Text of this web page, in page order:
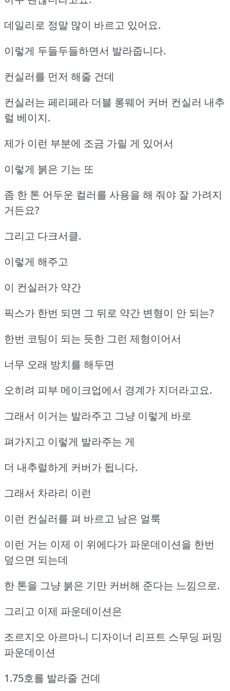
데일리로 정말 많이 바르고 있어요.
이렇게 두들두들하면서 발라줍니다.
컨실러를 먼저 해줄 건데
컨실러는 페리페라 더블 롱웨어 커버 컨실러 내추
럴 베이지.
제가 이런 부분에 조금 가릴 게 있어서
이렇게 붉은 기는 또
좀 한 톤 어두운 컬러를 사용을 해 줘야 잘 가려지
거든요?
그리고 다크서클.
이렇게 해주고
이 컨실러가 약간
픽스가 한번 되면 그 뒤로 약간 변형이 안 되는?
한번 코팅이 되는 듯한 그런 제형이어서
너무 오래 방치를 해두면
오히려 피부 메이크업에서 경계가 지더라고요.
그래서 이거는 발라주고 그냥 이렇게 바로
펴가지고 이렇게 발라주는 게
더 내추럴하게 커버가 됩니다.
그래서 차라리 이런
이런 컨실러를 펴 바르고 남은 얼룩
이런 거는 이제 이 위에다가 파운데이션을 한번
덮으면 되는데
한 톤을 그냥 붉은 기만 커버해 준다는 느낌으로.
그리고 이제 파운데이션은
조르지오 아르마니 디자이너 리프트 스무딩 퍼밍
파운데이션
1.75호를 발라줄 건데